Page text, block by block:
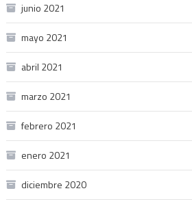
junio 2021
mayo 2021
abril 2021
marzo 2021
febrero 2021
enero 2021
diciembre 2020